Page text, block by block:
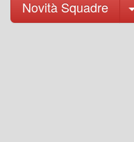
Novità Squadre